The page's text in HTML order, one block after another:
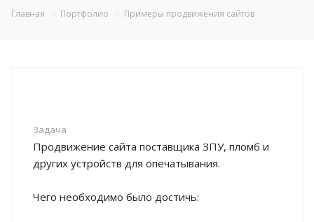
Главная Портфолио Примеры продвижения сайтов
Задача
Продвижение сайта поставщика ЗПУ, пломб и
других устройств для опечатывания.
Чего необходимо было достичь: